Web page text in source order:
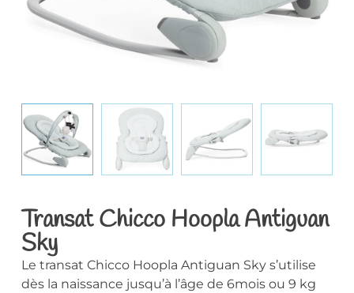
Transat Chicco Hoopla Antiguan
Sky
Le transat Chicco Hoopla Antiguan Sky s’utilise
dès la naissance jusqu’à l’âge de 6mois ou 9 kg